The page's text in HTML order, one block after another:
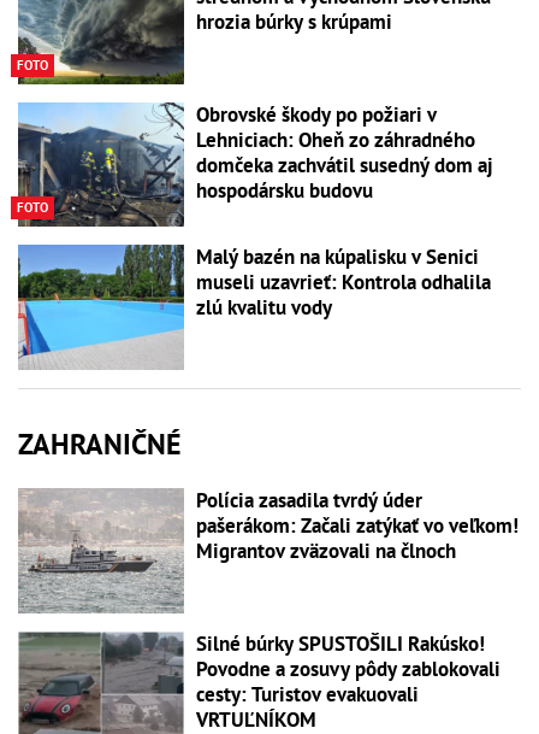
FOTO
hrozia búrky s krúpami
FOTO
Obrovské škody po požiari v
Lehniciach: Oheň zo záhradného
domčeka zachvátil susedný dom aj
hospodársku budovu
Malý bazén na kúpalisku v Senici
museli uzavrieť: Kontrola odhalila
zlú kvalitu vody
ZAHRANIČNÉ
Polícia zasadila tvrdý úder
pašerákom: Začali zatýkať vo veľkom!
Migrantov zväzovali na člnoch
Silné búrky SPUSTOŠILI Rakúsko!
Povodne a zosuvy pôdy zablokovali
cesty: Turistov evakuovali
VRTUĽNÍKOM